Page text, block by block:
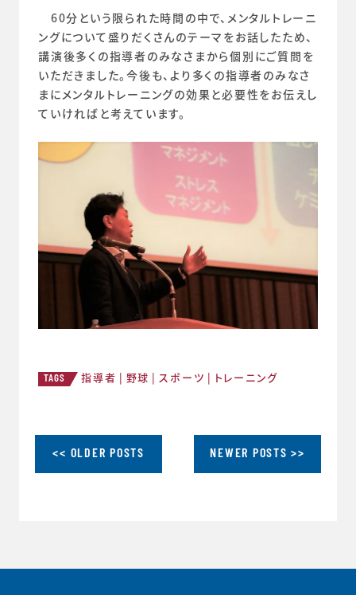
60分という限られた時間の中で、メンタルトレーニ
ングについて盛りだくさんのテーマをお話したため、
講演後多くの指導者のみなさまから個別にご質問を
いただきました。今後も、より多くの指導者のみなさ
まにメンタルトレーニングの効果と必要性をお伝えし
ていければと考えています。
TAGS 指導者 野球 スポーツ トレーニング
NEWER POSTS >>
<< OLDER POSTS